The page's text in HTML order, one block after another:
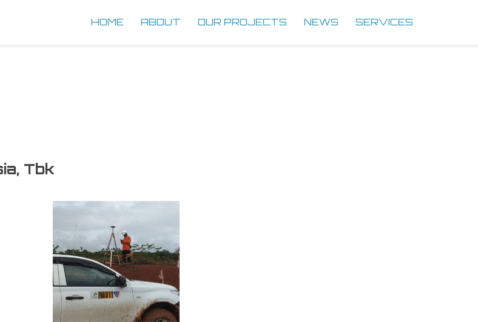
HOME ABOUT OUR PROJECTS NEWS SERVICES
Tbk